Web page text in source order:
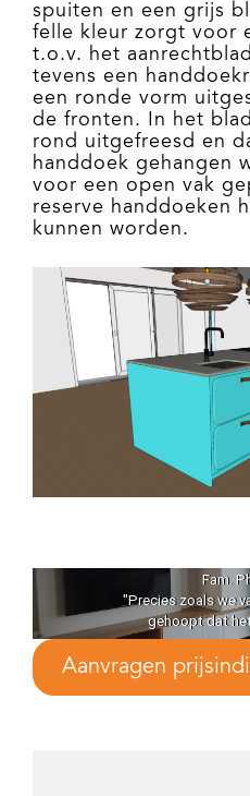
spuiten en een grijs
felle kleur zorgt voor
t.o.v. het
tevens een
een ronde vorm
de fronten. In het
rond uitgefreesd en
handdoek gehangen
voor een open vak
reserve handdoeken
kunnen worden.
van tevoren hadden
het zou worden."
Aanvragen